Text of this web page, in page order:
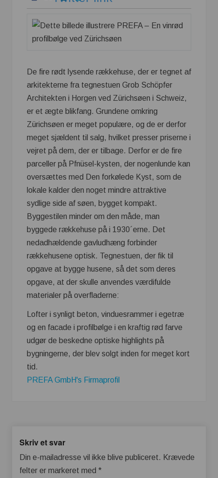
De fire rødt lysende rækkehuse, der er tegnet af
arkitekterne fra tegnestuen Grob Schöpfer
Architekten i Horgen ved Zürichsøen i Schweiz,
er et ægte blikfang. Grundene omkring
Zürichsøen er meget populære, og de er derfor
meget sjældent til salg, hvilket presser priserne i
vejret på dem, der er tilbage. Derfor er de fire
parceller på Pfnüsel-kysten, der nogenlunde kan
oversættes med Den forkølede Kyst, som de
lokale kalder den noget mindre attraktive
sydlige side af søen, bygget kompakt.
Byggestilen minder om den måde, man
byggede rækkehuse på i 1930´erne. Det
nedadhældende gavludhæng forbinder
rækkehusene optisk. Tegnestuen, der fik til
opgave at bygge husene, så det som deres
opgave, at der skulle anvendes værdifulde
materialer på overfladerne:
Lofter i synligt beton, vinduesrammer i egetræ
og en facade i profilbølge i en kraftig rød farve
udgør de beskedne optiske highlights på
bygningerne, der blev solgt inden for meget kort
tid.
PREFA GmbH's Firmaprofil
Skriv et svar
Din e-mailadresse vil ikke blive publiceret. Krævede
felter er markeret med *